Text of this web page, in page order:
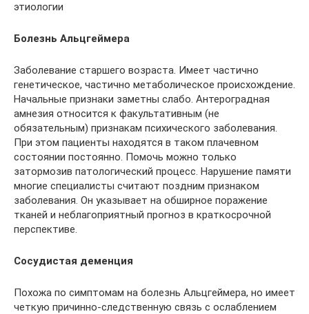
этиологии
Болезнь Альцгеймера
Заболевание старшего возраста. Имеет частично
генетическое, частично метаболическое происхождение.
Начальные признаки заметны слабо. Антероградная
амнезия относится к факультативным (не
обязательным) признакам психического заболевания.
При этом пациенты находятся в таком плачевном
состоянии постоянно. Помочь можно только
затормозив патологический процесс. Нарушение памяти
многие специалисты считают поздним признаком
заболевания. Он указывает на обширное поражение
тканей и неблагоприятный прогноз в краткосрочной
перспективе.
Сосудистая деменция
Похожа по симптомам на болезнь Альцгеймера, но имеет
четкую причинно-следственную связь с ослаблением